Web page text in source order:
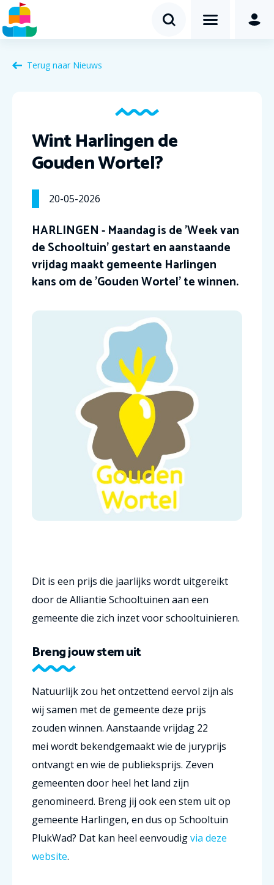
Terug naar Nieuws
Wint Harlingen de
Gouden Wortel?
20-05-2026
HARLINGEN - Maandag is de 'Week van
de Schooltuin' gestart en aanstaande
vrijdag maakt gemeente Harlingen
kans om de 'Gouden Wortel' te winnen.
Dit is een prijs die jaarlijks wordt uitgereikt
door de Alliantie Schooltuinen aan een
gemeente die zich inzet voor schooltuinieren.
Breng jouw stem uit
Natuurlijk zou het ontzettend eervol zijn als
wij samen met de gemeente deze prijs
zouden winnen. Aanstaande vrijdag 22
mei wordt bekendgemaakt wie de juryprijs
ontvangt en wie de publieksprijs. Zeven
gemeenten door heel het land zijn
genomineerd. Breng jij ook een stem uit op
gemeente Harlingen, en dus op Schooltuin
PlukWad? Dat kan heel eenvoudigvia deze
website.